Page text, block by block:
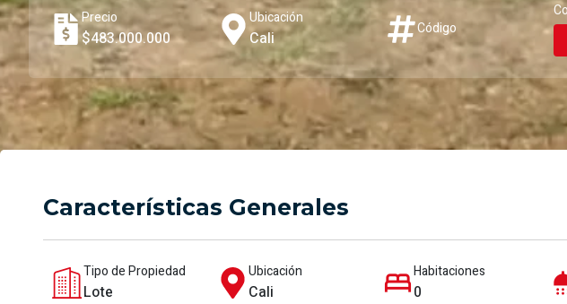
Precio
$483.000.000
Ubicación
Cali Código
Características Generales
Tipo de Propiedad
Lote
Ubicación
Cali
Habitaciones
0